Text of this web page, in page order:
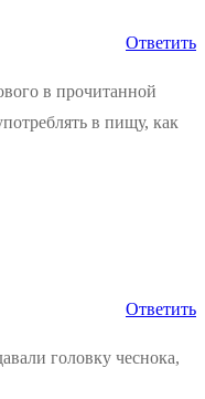
Ответить
в прочитанной
в пищу, как
Ответить
головку чеснока,